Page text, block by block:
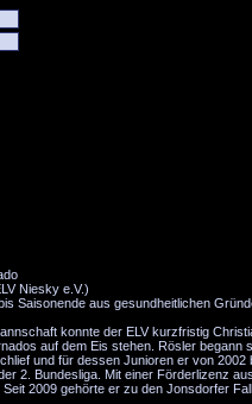
Niesky e.V.)
Saisonende aus gesundheitlichen
konnte der ELV kurzfristig
auf dem Eis stehen. Rösler
und für dessen Junioren er von
2. Bundesliga. Mit einer Förderlizenz
2009 gehörte er zu den Jonsdorfer